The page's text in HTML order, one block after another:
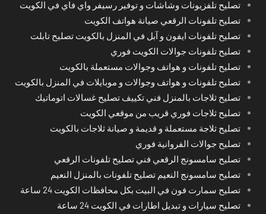
تصليح تلفزيونات وشاشات و توفير رسيفر واي فاي في الكويت
تصليح تلفونات الرقعي صيانة هواتف الكويت
تصليح تلفونات ايفون و آبل في المنزل بالكويت تصليح تابلت
تصليح تلفونات جوالات الكويت فوري
تصليح تلفونات و هواتف وجوالات مستعملة بالكويت
تصليح تلفونات و هواتف وجوالات و موبايلات في المنزل بالكويت
تصليح ثلاجات بالمنزل فني تكييف تصليح غسالات اتوماتيك
تصليح ثلاجات فوري قريب من موقعي الكويت
تصليح ثلاجة مستعملة و قديمة و صيانة ثلاجات بالكويت
تصليح جوالات الفروانية فوري
تصليح سامسونج الرقعي فني تصليح تلفونات الرقعي
تصليح سامسونج النعيم تصليح تلفونات بالمنزل النعيم
تصليح سمارت فون في البيت بكل محافظات الكويت 24 ساعة
تصليح سيارات و تبديل اطارات في الكويت 24 ساعة